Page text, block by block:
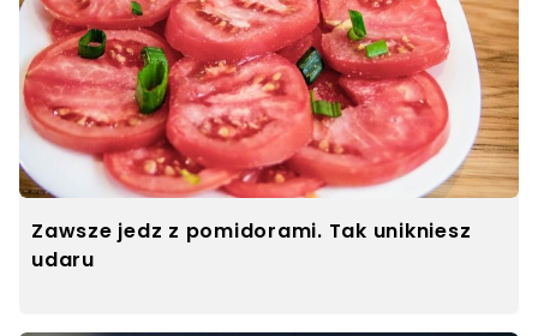
Zawsze jedz z pomidorami. Tak unikniesz
udaru